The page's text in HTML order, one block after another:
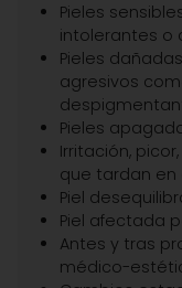
Pieles
intolerantes o
Pieles
agresivos
Pieles
Irritación,
que tardan en
Piel
Piel afectada
Antes y tras
médico-